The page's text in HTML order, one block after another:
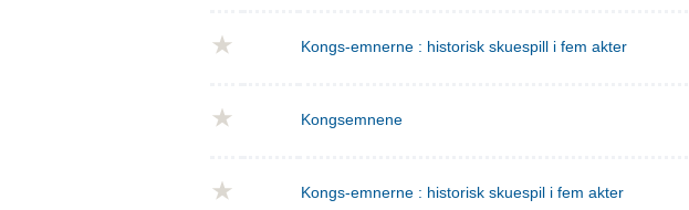
Kongs-emnerne : historisk skuespill i fem akter
Kongsemnene
Kongs-emnerne : historisk skuespil i fem akter